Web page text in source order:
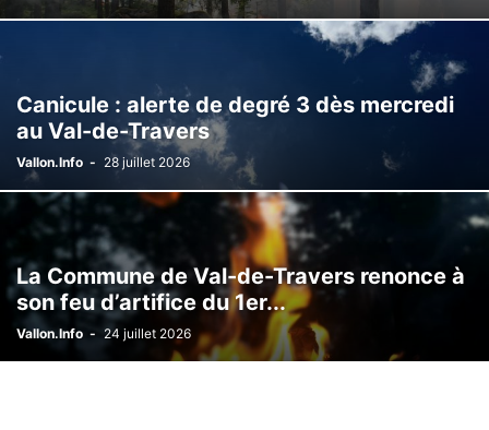
Canicule : alerte de degré 3 dès mercredi
au Val-de-Travers
Vallon.Info - 28 juillet 2026
La Commune de Val-de-Travers renonce à
son feu d’artifice du 1er...
Vallon.Info - 24 juillet 2026